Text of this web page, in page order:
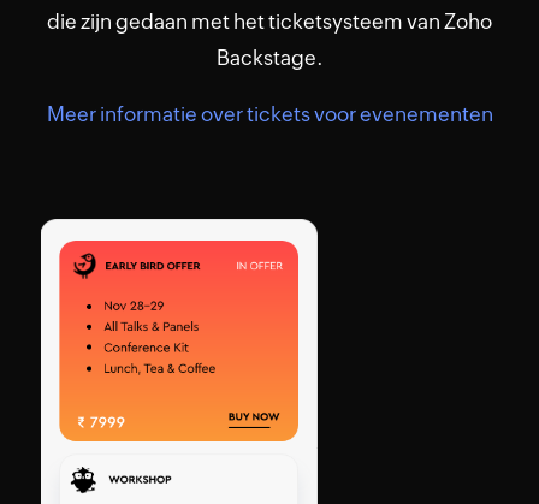
die zijn gedaan met het ticketsysteem van Zoho
Backstage.
Meer informatie over tickets voor evenementen